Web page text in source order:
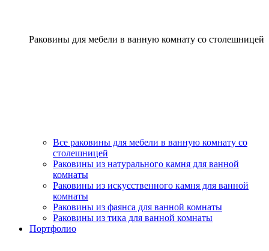
Раковины для мебели в ванную комнату со столешницей
Все раковины для мебели в ванную комнату со
столешницей
Раковины из натурального камня для ванной
комнаты
Раковины из искусственного камня для ванной
комнаты
Раковины из фаянса для ванной комнаты
Раковины из тика для ванной комнаты
Портфолио